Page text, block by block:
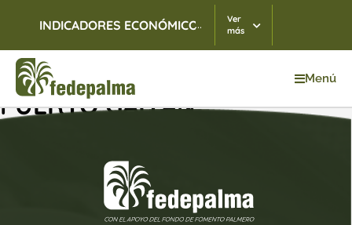
INDICADORES ECONÓMICOS TRM 07/08/2026
...
Ver
más
Menú
PUERTO GAITÁN